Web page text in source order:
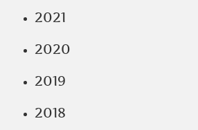
2021
2020
2019
2018